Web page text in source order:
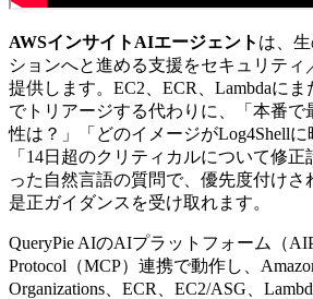
AWSインサイトAIエージェント は、
ションへと進める支援をセキュリティ
提供します。EC2、ECR、Lambdaに
でトリアージする代わりに、「本番で
性は？」「どのイメージがLog4Shellに
「14日超のクリティカルについて修
った自然言語の質問で、優先度付けさ
是正ガイダンスを受け取れます。
QueryPie AIのAIプラットフォーム（
Protocol（MCP）連携で動作し、
Organizations、ECR、EC2/ASG、